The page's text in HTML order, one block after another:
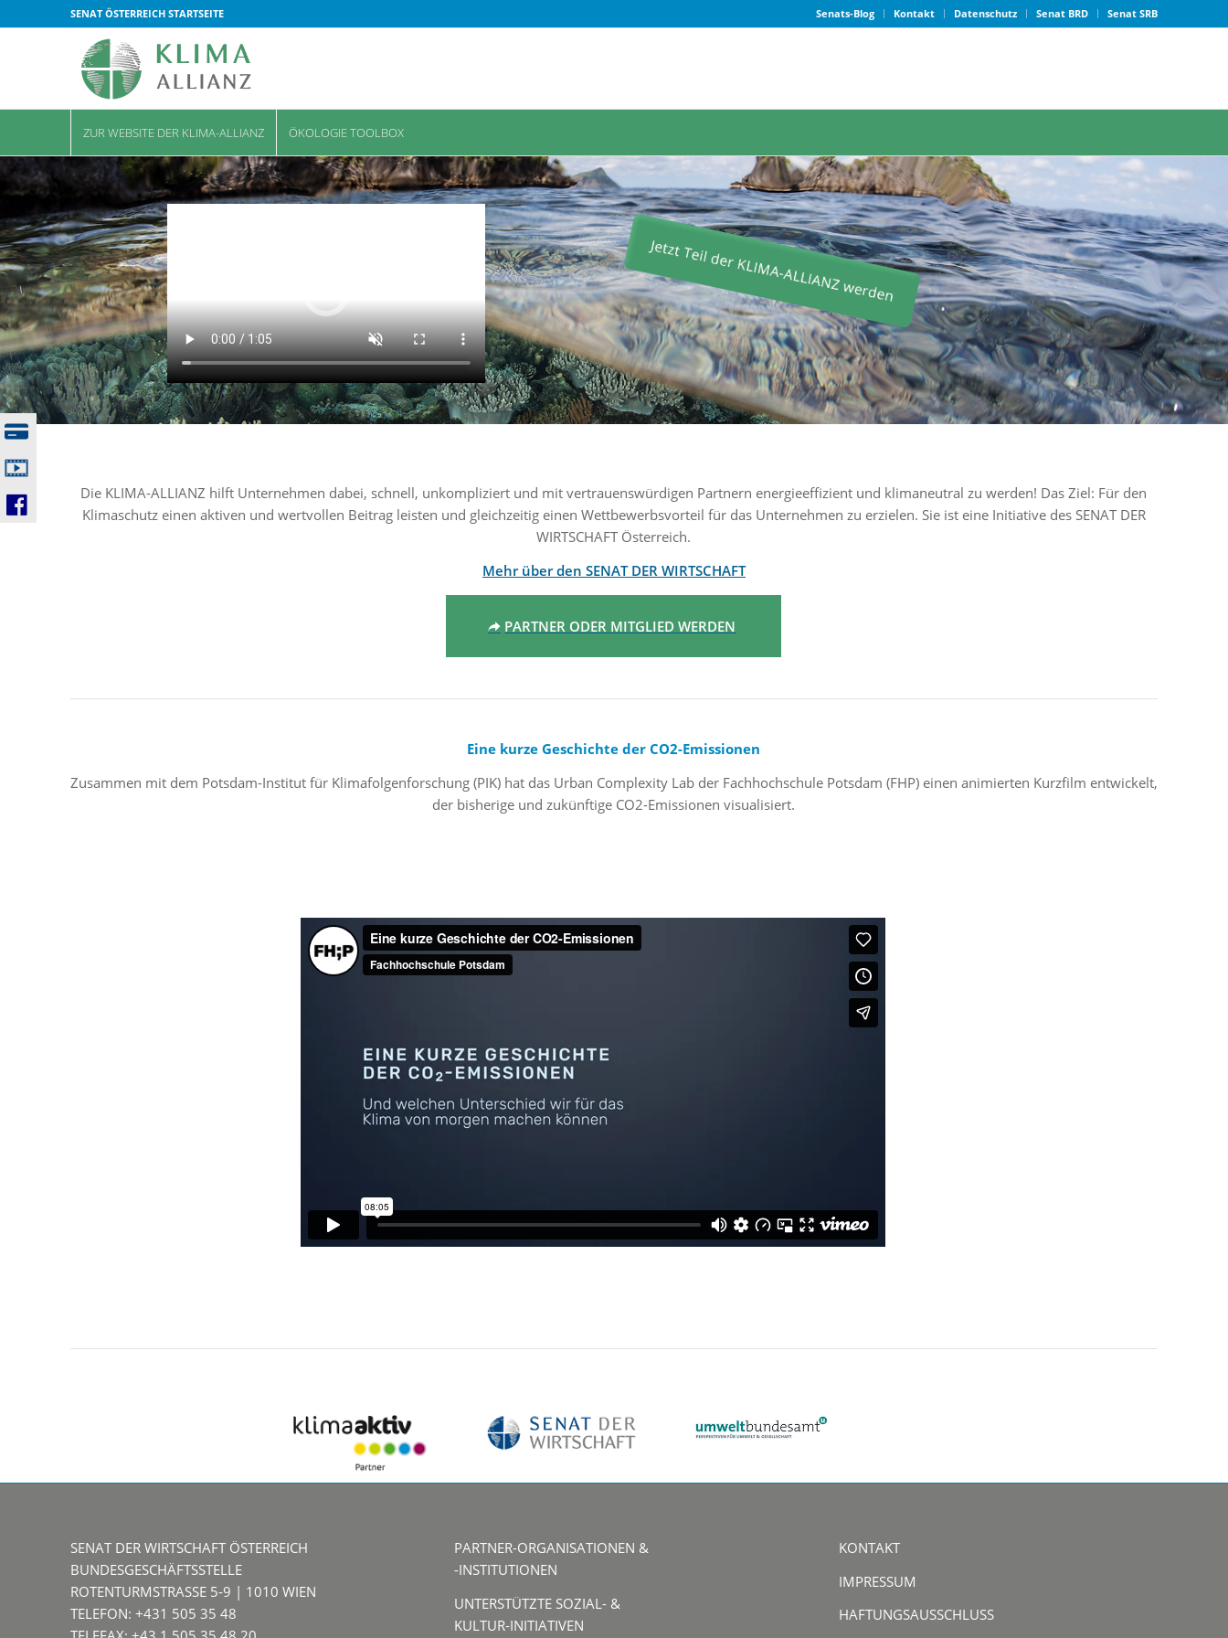
Senats-Blog Kontakt Datenschutz Senat BRD Senat SRB
SENAT ÖSTERREICH STARTSEITE
ZUR WEBSITE DER KLIMA-ALLIANZ ÖKOLOGIE TOOLBOX
Die KLIMA-ALLIANZ hilft Unternehmen dabei, schnell, unkompliziert und mit vertrauenswürdigen Partnern energieeffizient und klimaneutral zu werden! Das Ziel: Für den
Klimaschutz einen aktiven und wertvollen Beitrag leisten und gleichzeitig einen Wettbewerbsvorteil für das Unternehmen zu erzielen. Sie ist eine Initiative des SENAT DER
WIRTSCHAFT Österreich.
Mehr über den SENAT DER WIRTSCHAFT
PARTNER ODER MITGLIED WERDEN
Eine kurze Geschichte der CO2-Emissionen
Zusammen mit dem Potsdam-Institut für Klimafolgenforschung (PIK) hat das Urban Complexity Lab der Fachhochschule Potsdam (FHP) einen animierten Kurzfilm entwickelt,
der bisherige und zukünftige CO2-Emissionen visualisiert.
SENAT DER WIRTSCHAFT ÖSTERREICH
BUNDESGESCHÄFTSSTELLE
ROTENTURMSTRASSE 5-9 | 1010 WIEN
TELEFON: +431 505 35 48
PARTNER-ORGANISATIONEN &
-INSTITUTIONEN
UNTERSTÜTZTE SOZIAL- &
KULTUR-INITIATIVEN
KONTAKT
IMPRESSUM
HAFTUNGSAUSSCHLUSS